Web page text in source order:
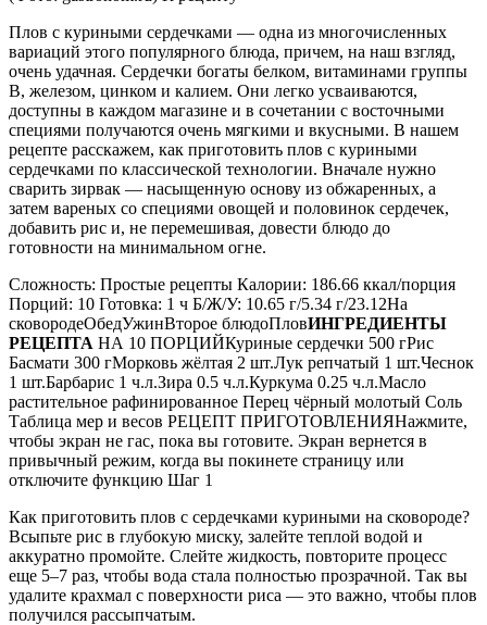
Плов с куриными сердечками — одна из многочисленных
вариаций этого популярного блюда, причем, на наш взгляд,
очень удачная. Сердечки богаты белком, витаминами группы
В, железом, цинком и калием. Они легко усваиваются,
доступны в каждом магазине и в сочетании с восточными
специями получаются очень мягкими и вкусными. В нашем
рецепте расскажем, как приготовить плов с куриными
сердечками по классической технологии. Вначале нужно
сварить зирвак — насыщенную основу из обжаренных, а
затем вареных со специями овощей и половинок сердечек,
добавить рис и, не перемешивая, довести блюдо до
готовности на минимальном огне.
Сложность: Простые рецепты Калории: 186.66 ккал/порция
Порций: 10 Готовка: 1 ч Б/Ж/У: 10.65 г/5.34 г/23.12На
сковородеОбедУжинВторое блюдоПловИНГРЕДИЕНТЫ
РЕЦЕПТА НА 10 ПОРЦИЙКуриные сердечки 500 гРис
Басмати 300 гМорковь жёлтая 2 шт.Лук репчатый 1 шт.Чеснок
1 шт.Барбарис 1 ч.л.Зира 0.5 ч.л.Куркума 0.25 ч.л.Масло
растительное рафинированное Перец чёрный молотый Соль
Таблица мер и весов РЕЦЕПТ ПРИГОТОВЛЕНИЯНажмите,
чтобы экран не гас, пока вы готовите. Экран вернется в
привычный режим, когда вы покинете страницу или
отключите функцию Шаг 1
Как приготовить плов с сердечками куриными на сковороде?
Всыпьте рис в глубокую миску, залейте теплой водой и
аккуратно промойте. Слейте жидкость, повторите процесс
еще 5–7 раз, чтобы вода стала полностью прозрачной. Так вы
удалите крахмал с поверхности риса — это важно, чтобы плов
получился рассыпчатым.